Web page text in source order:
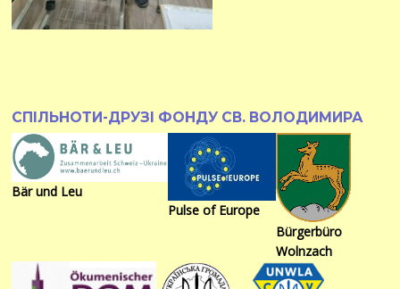
СПІЛЬНОТИ-ДРУЗІ ФОНДУ СВ. ВОЛОДИМИРА
Bär und Leu
Pulse of Europe
Bürgerbüro
Wolnzach